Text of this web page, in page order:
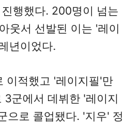
행했다. 200명이 넘는
웃서 선발된 이는 '레이
년이었다.
이적했고 '레이지필'만
군에서 데뷔한 '레이지
으로 콜업됐다. '지우' 정